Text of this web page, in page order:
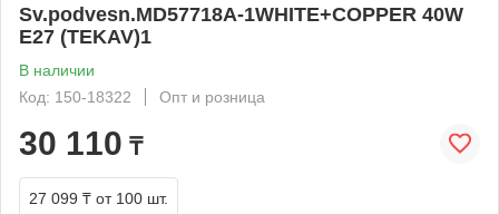
Sv.podvesn.MD57718A-1WHITE+COPPER 40W
E27 (TEKAV)1
В наличии
Код: 150-18322
Опт и розница
30 110 ₸
27 099 ₸ от 100 шт.